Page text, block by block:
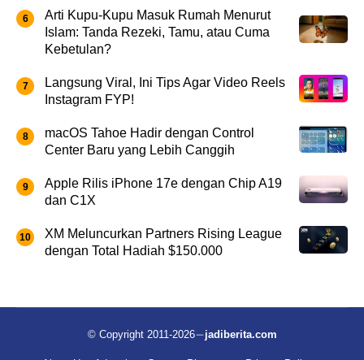
Arti Kupu-Kupu Masuk Rumah Menurut
Islam: Tanda Rezeki, Tamu, atau Cuma
Kebetulan?
Langsung Viral, Ini Tips Agar Video Reels
Instagram FYP!
macOS Tahoe Hadir dengan Control
Center Baru yang Lebih Canggih
Apple Rilis iPhone 17e dengan Chip A19
dan C1X
XM Meluncurkan Partners Rising League
dengan Total Hadiah $150.000
© Copyright 2011-2026 jadiberita.com